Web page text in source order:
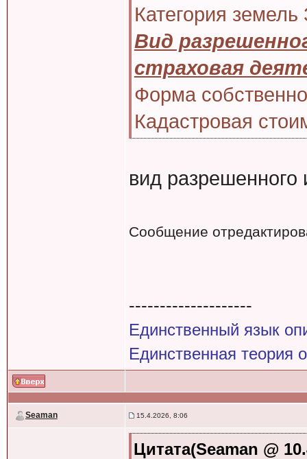
Категория
Вид
страховая
Форма
Кадастровая
вид разрешенного
Сообщение
--------------------
Единственный язык
Единственная теория
Seaman 15.4.2026, 8:06
Цитата(Seaman @